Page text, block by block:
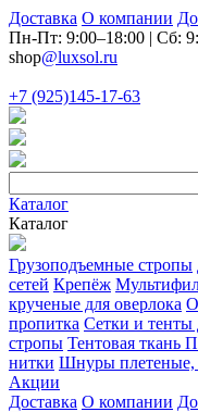
Доставка О компании
Пн-Пт: 9:00–18:00 | Сб:
shop@luxsol.ru
+7 (925)145-17-63
Каталог
Каталог
Грузоподъемные стропы
сетей Крепёж
крученые для оверлока
пропитка Сетки и тенты
стропы Тентовая ткань
нитки Шнуры плетеные,
Акции
Доставка О компании